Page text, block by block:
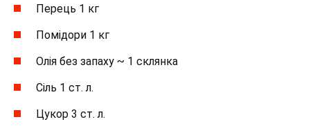
Перець 1 кг
Помідори 1 кг
Олія без запаху ~ 1 склянка
Сіль 1 ст. л.
Цукор 3 ст. л.